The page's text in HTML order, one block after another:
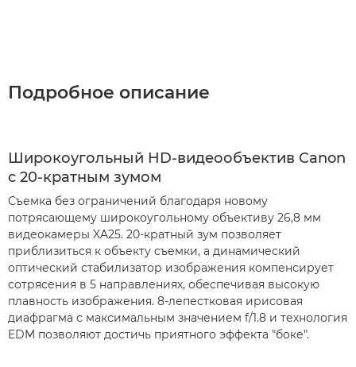
Подробное описание
Широкоугольный HD-видеообъектив Canon
с 20-кратным зумом
Съемка без ограничений благодаря новому
потрясающему широкоугольному объективу 26,8 мм
видеокамеры XA25. 20-кратный зум позволяет
приблизиться к объекту съемки, а динамический
оптический стабилизатор изображения компенсирует
сотрясения в 5 направлениях, обеспечивая высокую
плавность изображения. 8-лепестковая ирисовая
диафрагма с максимальным значением f/1.8 и технология
EDM позволяют достичь приятного эффекта "боке".